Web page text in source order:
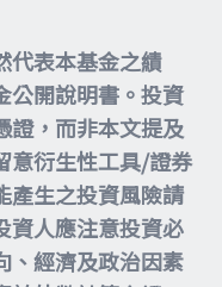
代表本基金之績
公開說明書。投資
證，而非本文提及
意衍生性工具/證券
產生之投資風險請
資人應注意投資必
、經濟及政治因素